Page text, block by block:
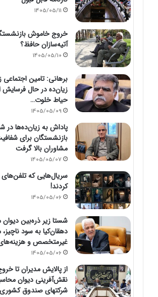
1405/05/11
خروج خاموش
آتیه‌سازان حافظ؟
1405/05/10
برهانی: تامین
زیان‌ده در حال
حیاط خلوت…
1405/05/09
پاداش به زیان‌ده‌ها در
بازنشستگان برای
مشاوران بالا گرفت
1405/05/07
سریال‌هایی که تلفن‌های
کردند!
1405/05/06
شستا زیر ذره‌بین
دهقان‌کیا به سود ناچیز،
غیرمتخصص و
1405/05/06
از پالایش مدیران تا
نقش‌آفرینی دیوان
شرکتهای صندوق کشوری